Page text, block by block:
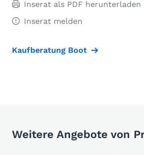
Inserat als PDF herunterladen
Inserat melden
Kaufberatung Boot
Weitere Angebote von